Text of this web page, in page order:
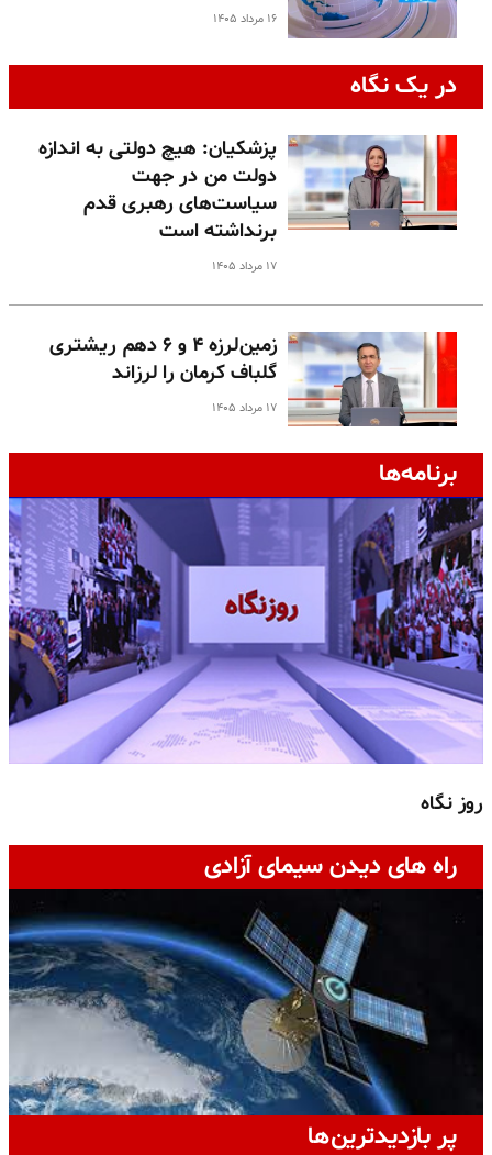
۱۶ مرداد ۱۴۰۵
در یک نگاه
پزشکیان: هیچ دولتی به اندازه
دولت من در جهت
سیاست‌های رهبری قدم
برنداشته است
۱۷ مرداد ۱۴۰۵
زمین‌لرزه ۴ و ۶ دهم ریشتری
گلباف کرمان را لرزاند
۱۷ مرداد ۱۴۰۵
برنامه‌ها
روز نگاه
راه های دیدن سیمای آزادی
پر بازدیدترین‌ها